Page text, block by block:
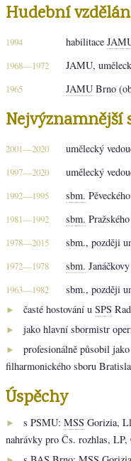
Hudební
1994 habilitace
1968—1972 JAMU,
1965 JAMU Brno
2001—2020 umělecký
1997—2020 umělecký
1992—1995 sbm.
1981—1992 sbm.
1978—2015 sbm., později
1972—1978 sbm.
1963—1982 sbm., později
► časté hostování u SPS
► jako hlavní sbormistr
►
profesionálně působil
filharmonického sboru
Úspěchy
► s PSMU: MSS Gorizia,
nahrávky pro Čs. rozhlas, LP,